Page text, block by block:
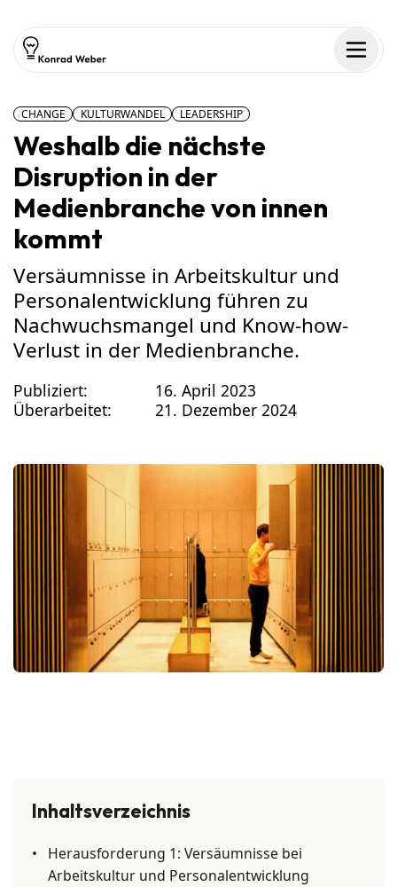
CHANGE KULTURWANDEL LEADERSHIP
Weshalb die nächste
Disruption in der
Medienbranche von innen
kommt
Versäumnisse in Arbeitskultur und
Personalentwicklung führen zu
Nachwuchsmangel und Know-how-
Verlust in der Medienbranche.
Publiziert:
16. April 2023
Überarbeitet:
21. Dezember 2024
Inhaltsverzeichnis
Herausforderung 1: Versäumnisse bei
Arbeitskultur und Personalentwicklung